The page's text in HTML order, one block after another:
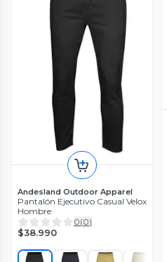
Andesland Outdoor Apparel
Pantalón Ejecutivo Casual Velox
Hombre
0(0)
$38.990